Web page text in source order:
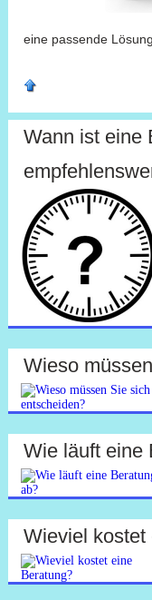
eine passende Lösung
Wann ist eine
Wieso
Wie läuft eine
Wieviel kostet